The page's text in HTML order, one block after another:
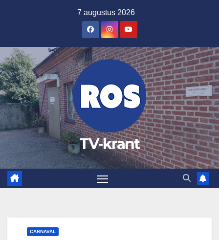
inhoud
7 augustus 2026
TV-krant
CARNAVAL